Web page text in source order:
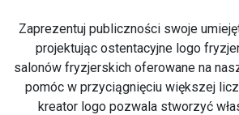
Zaprezentuj publiczności swoje
projektując ostentacyjne logo
salonów fryzjerskich oferowane na
pomóc w przyciągnięciu większej
kreator logo pozwala stworzyć